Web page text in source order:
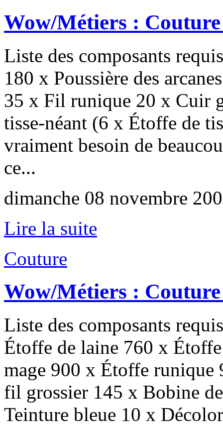
Wow/Métiers : Couture
Liste des composants
180 x Poussière des
35 x Fil runique 20 x Cuir
tisse-néant (6 x Étoffe de
vraiment besoin de
ce...
dimanche 08 novembre
Lire la suite
Couture
Wow/Métiers : Couture
Liste des composants
Étoffe de laine 760 x
mage 900 x Étoffe
fil grossier 145 x Bobine
Teinture bleue 10 x